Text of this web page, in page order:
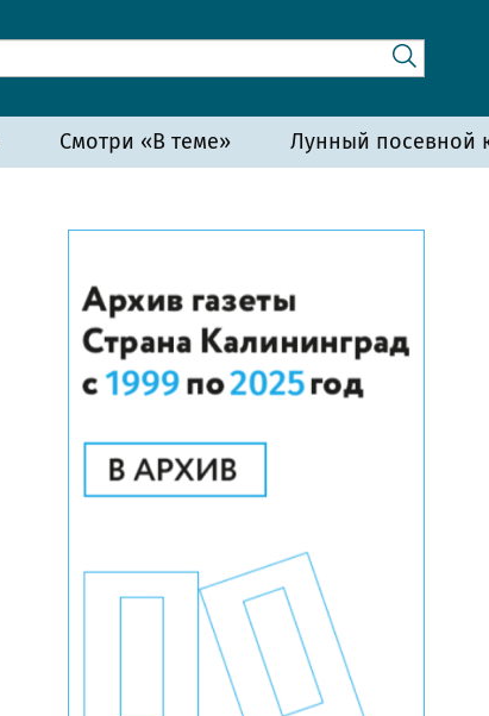
Смотри «В теме» Лунный посевной